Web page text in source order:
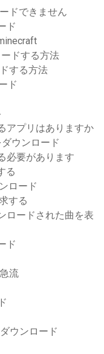
ドできません
ド
ドする方法
する方法
ド
アプリはありますか
ウンロード
必要があります
る
ロード
する
ロードされた曲を表
ド
流
ウンロード